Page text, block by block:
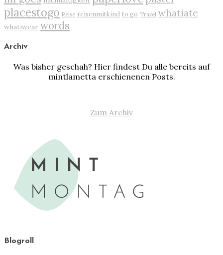
placestogo Reise reisenmitkind to go Travel whatiate
whatiwear words
Archiv
Was bisher geschah? Hier findest Du alle bereits auf
mintlametta erschienenen Posts.
Zum Archiv
Blogroll